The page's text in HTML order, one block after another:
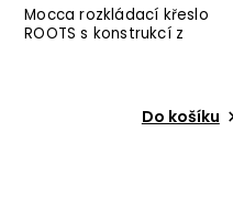
Mocca rozkládací křeslo
ROOTS s konstrukcí z
Do košíku